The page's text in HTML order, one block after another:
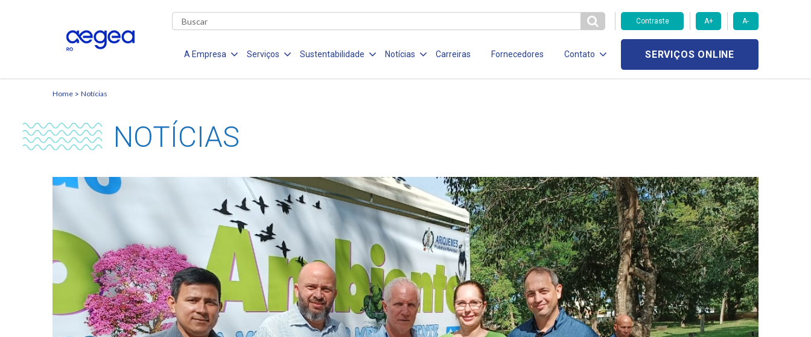
Contraste A+ A-
A Empresa Serviços Sustentabilidade Notícias Carreiras Fornecedores Contato SERVIÇOS ONLINE
Home Notícias
NOTÍCIAS